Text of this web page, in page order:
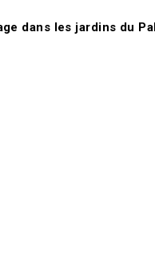
dans les jardins du